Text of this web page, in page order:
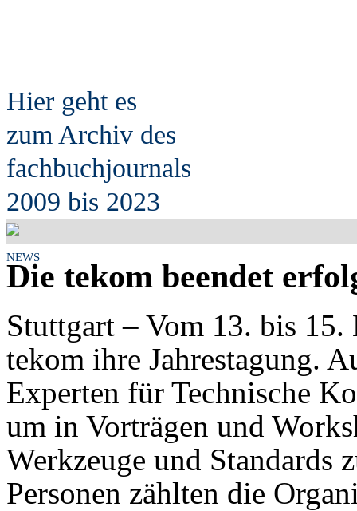
Hier geht es
zum Archiv des
fachbuchjournals
2009 bis 2023
NEWS
Die tekom beendet
Stuttgart – Vom 13. bis 15.
tekom ihre Jahrestagung.
Experten für Technische
um in Vorträgen und
Werkzeuge und Standards
Personen zählten die